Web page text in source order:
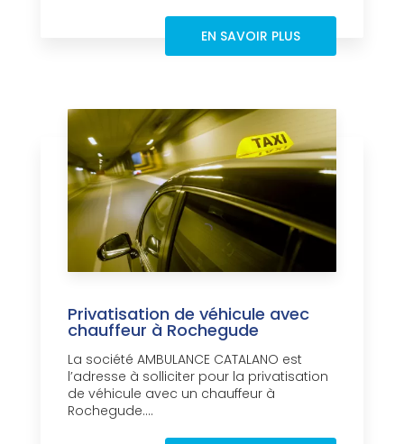
EN SAVOIR PLUS
Privatisation de véhicule avec
chauffeur à Rochegude
La société AMBULANCE CATALANO est
l’adresse à solliciter pour la privatisation
de véhicule avec un chauffeur à
Rochegude....